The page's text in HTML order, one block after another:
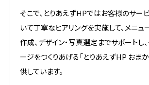
そこで、とりあえずHPではお客様のサー
いて丁寧なヒアリングを実施して、メニュ
作成、デザイン・写真選定までサポートし
ージをつくりあげる「とりあえずHP おま
供しています。